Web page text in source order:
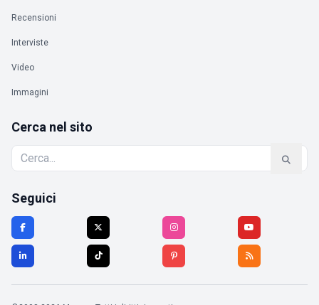
Recensioni
Interviste
Video
Immagini
Cerca nel sito
Seguici